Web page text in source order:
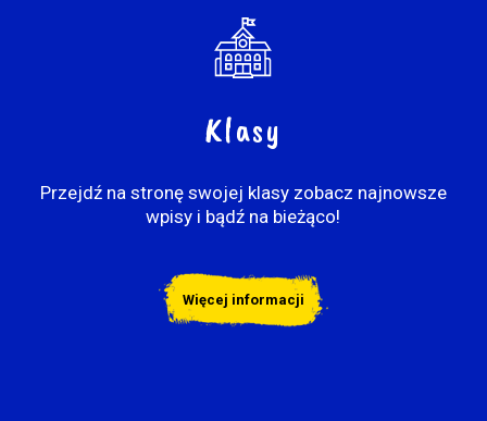
Klasy
Przejdź na stronę swojej klasy zobacz najnowsze
wpisy i bądź na bieżąco!
Więcej informacji